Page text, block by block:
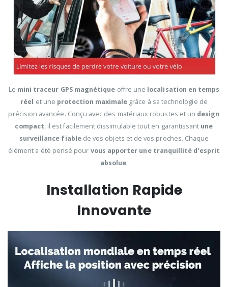
Le mini traceur GPS magnétique offre une localisation en temps
réel et une protection maximale grâce à sa technologie de
précision avancée. Conçu avec des matériaux robustes et un design
compact, il est facilement dissimulable tout en garantissant une
surveillance fiablede vos objets et de vos proches. Chaque
élément a été pensé pour vous apporter une tranquillité d’esprit
absolue.
Installation Rapide
Innovante